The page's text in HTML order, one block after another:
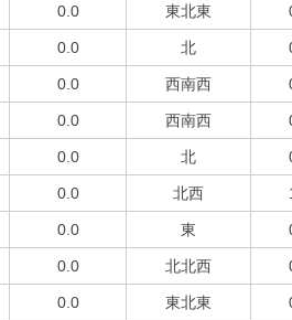
0.0 東北東
0.0 北
0.0 西南西
0.0 西南西
0.0 北
0.0 北西
0.0 東
0.0 北北西
0.0 東北東